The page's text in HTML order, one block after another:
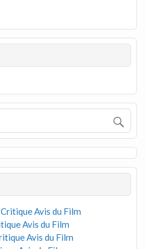
Avis du Film
Avis du Film
Avis du Film